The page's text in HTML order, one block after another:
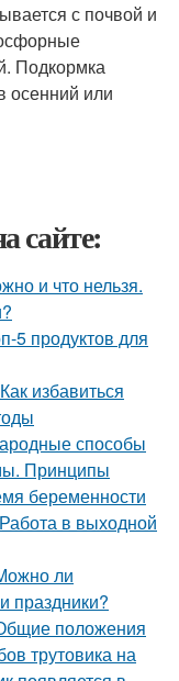
с почвой и
Подкормка
осенний или
сайте:
и что нельзя.
5 продуктов для
избавиться
способы
Принципы
беременности
в выходной
ли
праздники?
положения
трутовика на